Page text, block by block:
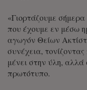
«Γιορτάζουμε
που έχουμε εν μέσω
αγωγόν Θείων
συνέχεια,
μένει στην ύλη, αλλά
πρωτότυπο.